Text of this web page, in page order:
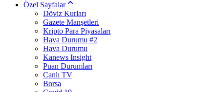
Özel Sayfalar
Döviz Kurları
Gazete Manşetleri
Kripto Para Piyasaları
Hava Durumu #2
Hava Durumu
Kanews Insight
Puan Durumları
Canlı TV
Borsa